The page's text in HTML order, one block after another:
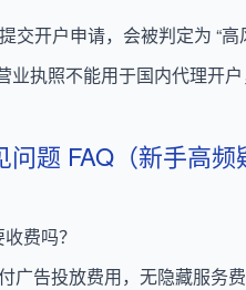
开户申请，会被判定为 “高
执照不能用于国内代理开户
题 FAQ（新手高频
费吗？
告投放费用，无隐藏服务费